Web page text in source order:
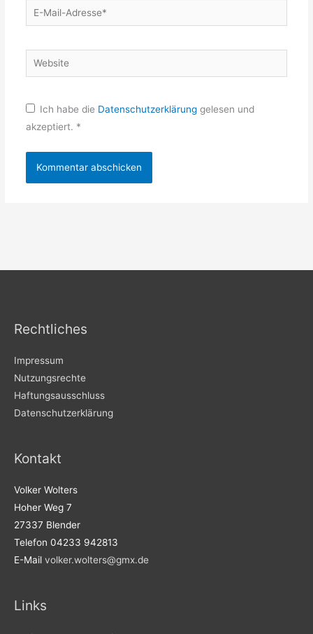
E-
Mail-
Website
Ich habe die Datenschutzerklärung gelesen und
akzeptiert. *
Rechtliches
Impressum
Nutzungsrechte
Haftungsausschluss
Datenschutzerklärung
Kontakt
Volker Wolters
Hoher Weg 7
27337 Blender
Telefon 04233 942813
E-Mail volker.wolters@gmx.de
Links